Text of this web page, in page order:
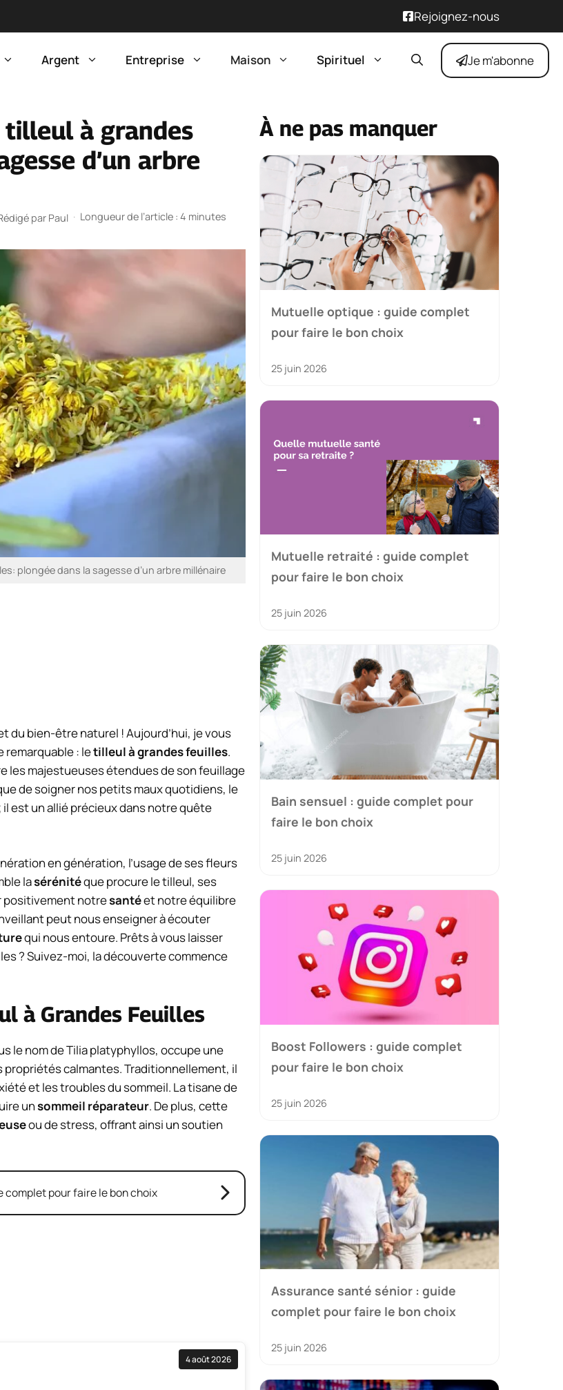
Rejoignez-nous
Argent Entreprise Maison Spirituel Je m'abonne
tilleul à grandes
d’un arbre
par Paul · Longueur de l’article : 4 minutes
plongée dans la sagesse d’un arbre millénaire
du bien-être naturel ! Aujourd’hui, je vous
remarquable : letilleul à grandes feuilles.
les majestueuses étendues de son feuillage
de soigner nos petits maux quotidiens, le
il est un allié précieux dans notre quête
en génération, l’usage de ses fleurs
lasérénitéque procure le tilleul, ses
positivement notresantéet notre équilibre
peut nous enseigner à écouter
qui nous entoure. Prêts à vous laisser
? Suivez-moi, la découverte commence
à Grandes Feuilles
le nom deTilia platyphyllos, occupe une
propriétés calmantes. Traditionnellement, il
et les troubles du sommeil. La tisane de
unsommeil réparateur. De plus, cette
ou de stress, offrant ainsi un soutien
complet pour faire le bon choix
4 août 2026
À ne pas manquer
Mutuelle optique : guide complet
pour faire le bon choix
25 juin 2026
Mutuelle retraité : guide complet
pour faire le bon choix
25 juin 2026
Bain sensuel : guide complet pour
faire le bon choix
25 juin 2026
Boost Followers : guide complet
pour faire le bon choix
25 juin 2026
Assurance santé sénior : guide
complet pour faire le bon choix
25 juin 2026